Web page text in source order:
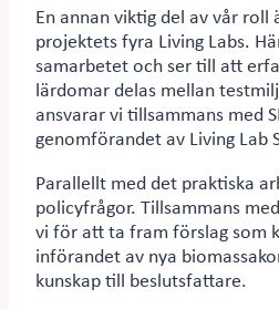
En annan viktig del av vår roll
projektets fyra Living Labs.
samarbetet och ser till att
lärdomar delas mellan
ansvarar vi tillsammans med
genomförandet av Living Lab
Parallellt med det praktiska
policyfrågor. Tillsammans
vi för att ta fram förslag som
införandet av nya
kunskap till beslutsfattare.